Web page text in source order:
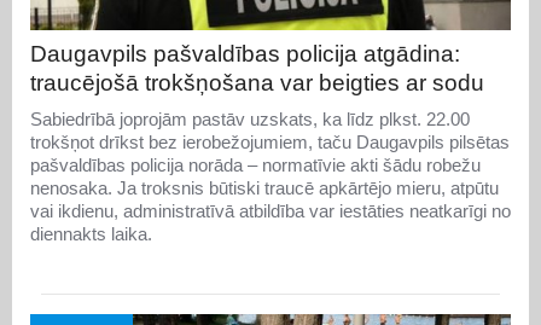
Daugavpils pašvaldības policija atgādina:
traucējošā trokšņošana var beigties ar sodu
Sabiedrībā joprojām pastāv uzskats, ka līdz plkst. 22.00
trokšņot drīkst bez ierobežojumiem, taču Daugavpils pilsētas
pašvaldības policija norāda – normatīvie akti šādu robežu
nenosaka. Ja troksnis būtiski traucē apkārtējo mieru, atpūtu
vai ikdienu, administratīvā atbildība var iestāties neatkarīgi no
diennakts laika.